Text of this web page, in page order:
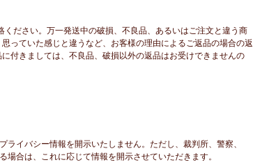
ださい。万一発送中の破損、不良品、あるいはご注文と違う商
っていた感じと違うなど、お客様の理由によるご返品の場合の返
付きましては、不良品、破損以外の返品はお受けできませんの
イバシー情報を開示いたしません。ただし、裁判所、警察、
合は、これに応じて情報を開示させていただきます。